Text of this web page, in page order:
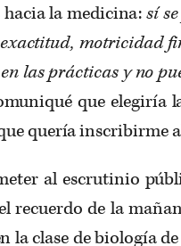
hacia la medicina:sí
motricidad
las prácticas y no
que elegiría
quería inscribirme
al escrutinio
recuerdo de la
la clase de biología